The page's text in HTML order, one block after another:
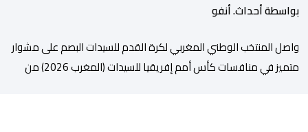
بواسطة أحداث. أنفو
واصل المنتخب الوطني المغربي لكرة القدم للسيدات البصم على مشوار
متميز في منافسات كأس أمم إفريقيا للسيدات (المغرب 2026) من